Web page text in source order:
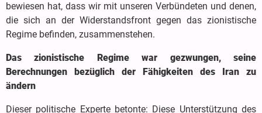
bewiesen hat, dass wir mit unseren Verbündeten und denen,
die sich an der Widerstandsfront gegen das zionistische
Regime befinden, zusammenstehen.
Das zionistische Regime war gezwungen, seine
Berechnungen bezüglich der Fähigkeiten des Iran zu
ändern
Dieser politische Experte betonte: Diese Unterstützung des